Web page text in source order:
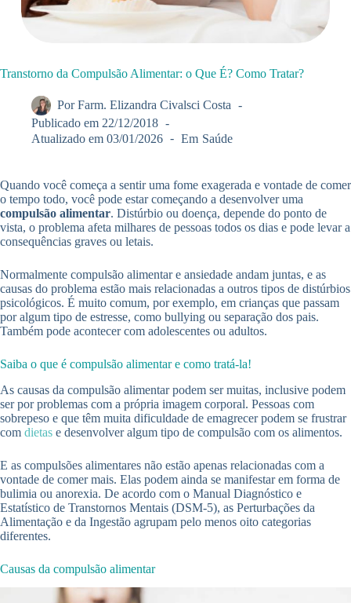
Transtorno da Compulsão Alimentar: o Que É? Como Tratar?
Por Farm. Elizandra Civalsci Costa
Publicado em 22/12/2018
Atualizado em 03/01/2026 Em Saúde
Quando você começa a sentir uma fome exagerada e vontade de comer
o tempo todo, você pode estar começando a desenvolver uma
compulsão alimentar. Distúrbio ou doença, depende do ponto de
vista, o problema afeta milhares de pessoas todos os dias e pode levar a
consequências graves ou letais.
Normalmente compulsão alimentar e ansiedade andam juntas, e as
causas do problema estão mais relacionadas a outros tipos de distúrbios
psicológicos. É muito comum, por exemplo, em crianças que passam
por algum tipo de estresse, como bullying ou separação dos pais.
Também pode acontecer com adolescentes ou adultos.
Saiba o que é compulsão alimentar e como tratá-la!
As causas da compulsão alimentar podem ser muitas, inclusive podem
ser por problemas com a própria imagem corporal. Pessoas com
sobrepeso e que têm muita dificuldade de emagrecer podem se frustrar
com dietas e desenvolver algum tipo de compulsão com os alimentos.
E as compulsões alimentares não estão apenas relacionadas com a
vontade de comer mais. Elas podem ainda se manifestar em forma de
bulimia ou anorexia. De acordo com o Manual Diagnóstico e
Estatístico de Transtornos Mentais (DSM-5), as Perturbações da
Alimentação e da Ingestão agrupam pelo menos oito categorias
diferentes.
Causas da compulsão alimentar